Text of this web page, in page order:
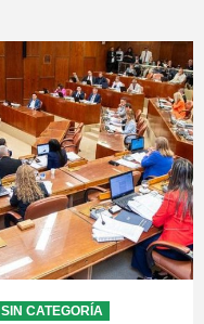
SIN CATEGORÍA